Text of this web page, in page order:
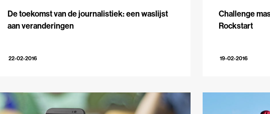
De toekomst van de journalistiek: een waslijst
aan veranderingen
22-02-2016
Challenge
Rockstart
19-02-2016